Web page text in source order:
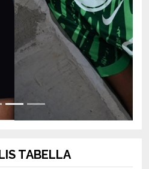
Liga 2026/2027